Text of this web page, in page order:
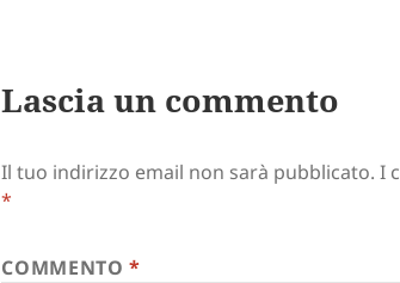
Lascia un commento
Il tuo indirizzo email non sarà pubblicato. I
*
COMMENTO*